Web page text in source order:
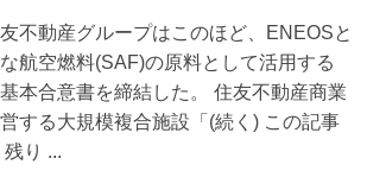
不動産グループはこのほど、ENEOSと
航空燃料(SAF)の原料として活用する
本合意書を締結した。 住友不動産商業
する大規模複合施設「(続く) この記事
り ...